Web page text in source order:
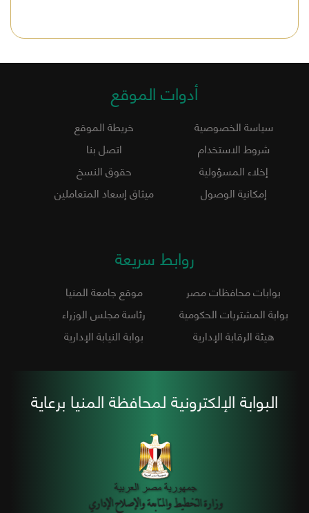
أدوات الموقع
سياسة الخصوصية
خريطة الموقع
شروط الاستخدام
اتصل بنا
إخلاء المسؤولية
حقوق النسخ
إمكانية الوصول
ميثاق إسعاد المتعاملين
روابط سريعة
بوابات محافظات مصر
موقع جامعة المنيا
بوابة المشتريات الحكومية
رئاسة مجلس الوزراء
هيئة الرقابة الإدارية
بوابة النيابة الإدارية
البوابة الإلكترونية لمحافظة المنيا برعاية